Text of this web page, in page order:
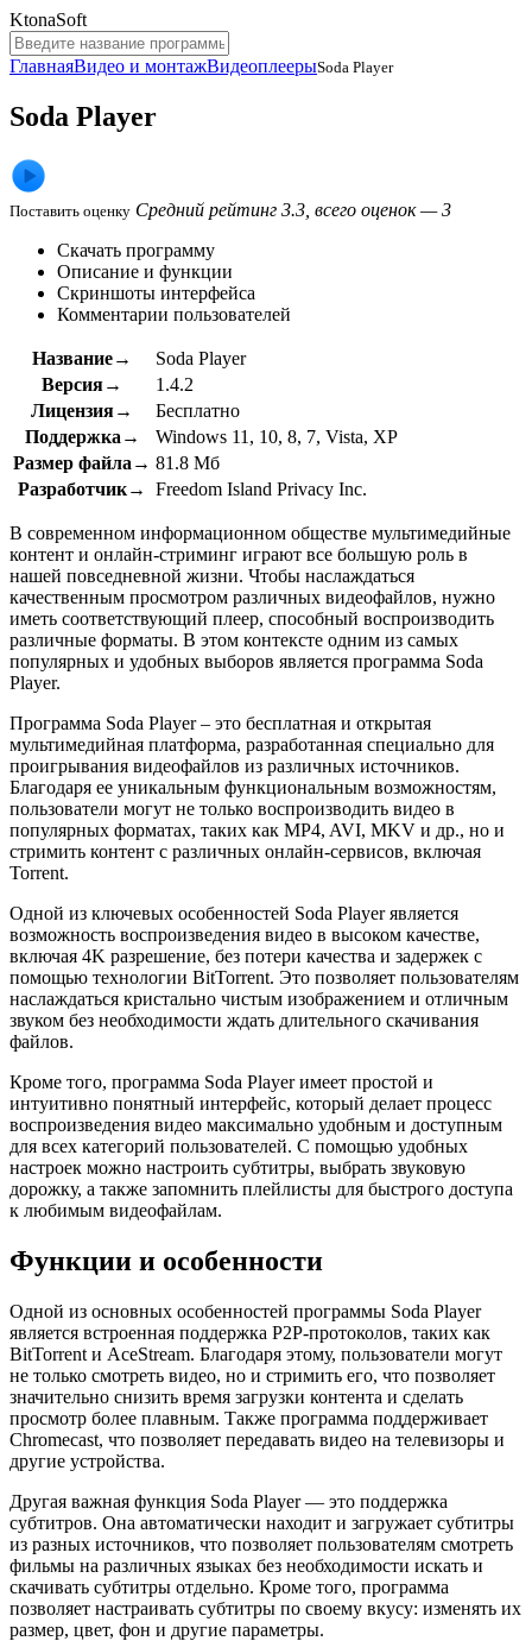
KtonaSoft
ГлавнаяВидео и монтажВидеоплеерыSoda Player
Soda Player
Поставить оценку Средний рейтинг 3.3, всего оценок — 3
Скачать программу
Описание и функции
Скриншоты интерфейса
Комментарии пользователей
Название→
Soda Player
Версия→
1.4.2
Лицензия→
Бесплатно
Поддержка→
Windows 11, 10, 8, 7, Vista, XP
Размер файла→ 81.8 Мб
Разработчик→
Freedom Island Privacy Inc.
В современном информационном обществе мультимедийные
контент и онлайн-стриминг играют все большую роль в
нашей повседневной жизни. Чтобы наслаждаться
качественным просмотром различных видеофайлов, нужно
иметь соответствующий плеер, способный воспроизводить
различные форматы. В этом контексте одним из самых
популярных и удобных выборов является программа Soda
Player.
Программа Soda Player – это бесплатная и открытая
мультимедийная платформа, разработанная специально для
проигрывания видеофайлов из различных источников.
Благодаря ее уникальным функциональным возможностям,
пользователи могут не только воспроизводить видео в
популярных форматах, таких как MP4, AVI, MKV и др., но и
стримить контент с различных онлайн-сервисов, включая
Torrent.
Одной из ключевых особенностей Soda Player является
возможность воспроизведения видео в высоком качестве,
включая 4K разрешение, без потери качества и задержек с
помощью технологии BitTorrent. Это позволяет пользователям
наслаждаться кристально чистым изображением и отличным
звуком без необходимости ждать длительного скачивания
файлов.
Кроме того, программа Soda Player имеет простой и
интуитивно понятный интерфейс, который делает процесс
воспроизведения видео максимально удобным и доступным
для всех категорий пользователей. С помощью удобных
настроек можно настроить субтитры, выбрать звуковую
дорожку, а также запомнить плейлисты для быстрого доступа
к любимым видеофайлам.
Функции и особенности
Одной из основных особенностей программы Soda Player
является встроенная поддержка P2P-протоколов, таких как
BitTorrent и AceStream. Благодаря этому, пользователи могут
не только смотреть видео, но и стримить его, что позволяет
значительно снизить время загрузки контента и сделать
просмотр более плавным. Также программа поддерживает
Chromecast, что позволяет передавать видео на телевизоры и
другие устройства.
Другая важная функция Soda Player — это поддержка
субтитров. Она автоматически находит и загружает субтитры
из разных источников, что позволяет пользователям смотреть
фильмы на различных языках без необходимости искать и
скачивать субтитры отдельно. Кроме того, программа
позволяет настраивать субтитры по своему вкусу: изменять их
размер, цвет, фон и другие параметры.